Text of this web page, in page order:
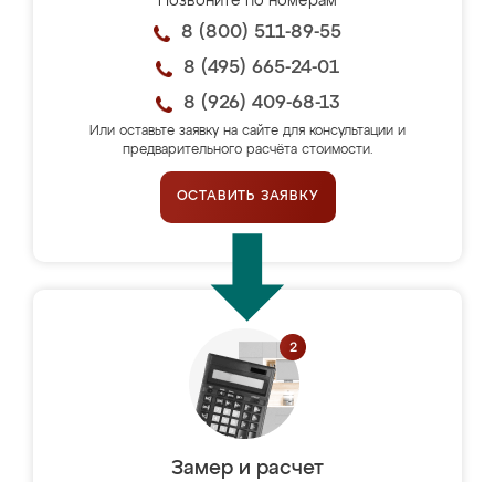
8 (800) 511-89-55
8 (495) 665-24-01
8 (926) 409-68-13
Или оставьте заявку на сайте для консультации и
предварительного расчёта стоимости.
ОСТАВИТЬ ЗАЯВКУ
Замер и расчет